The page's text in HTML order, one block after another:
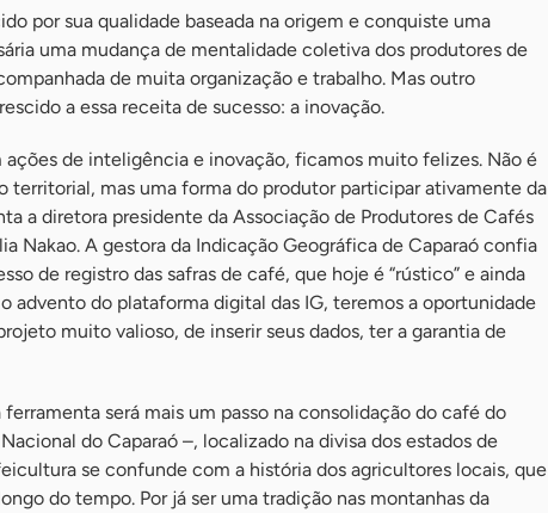
por sua qualidade baseada na origem e conquiste uma
uma mudança de mentalidade coletiva dos produtores de
de muita organização e trabalho. Mas outro
a essa receita de sucesso: a inovação.
ações de inteligência e inovação, ficamos muito felizes. Não é
territorial, mas uma forma do produtor participar ativamente da
a diretora presidente da Associação de Produtores de Cafés
Nakao. A gestora da Indicação Geográfica de Caparaó confia
de registro das safras de café, que hoje é “rústico” e ainda
advento do plataforma digital das IG, teremos a oportunidade
muito valioso, de inserir seus dados, ter a garantia de
será mais um passo na consolidação do café do
do Caparaó –, localizado na divisa dos estados de
se confunde com a história dos agricultores locais, que
do tempo. Por já ser uma tradição nas montanhas da